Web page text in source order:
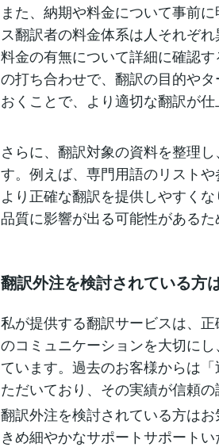
また、納期や料金について事前
ス翻訳者の料金体系は人それぞ
料金の有無について詳細に確認
の打ち合わせで、翻訳の目的や
おくことで、より適切な翻訳が仕
さらに、翻訳対象の資料を整理
す。例えば、専門用語のリスト
より正確な翻訳を提供しやすく
品質に影響が出る可能性がある
翻訳外注を検討されている方
私が提供する翻訳サービスは、
のコミュニケーションを大切に
ています。過去のお客様からは
ただいており、その実績が信頼の
翻訳外注を検討されている方は
きめ細やかなサポートサポート